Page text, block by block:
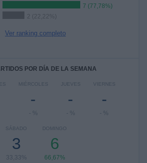
7 (77,78%)
2 (22,22%)
Ver ranking completo
POR DÍA DE LA SEMANA
MIÉRCOLES
-
- %
JUEVES
-
- %
VIERNES
-
- %
SÁBADO
3
33,33%
DOMINGO
6
66,67%